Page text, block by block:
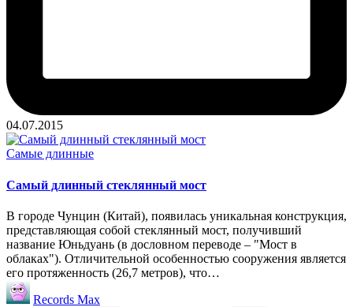
04.07.2015
Опубликовано
Самые длинные
Самый длинный стеклянный мост
В городе Чунцин (Китай), появилась уникальная конструкция,
представляющая собой стеклянный мост, получивший
название Юньдуань (в дословном переводе – "Мост в
облаках"). Отличительной особенностью сооружения является
его протяженность (26,7 метров), что…
Запись
от
Records Max